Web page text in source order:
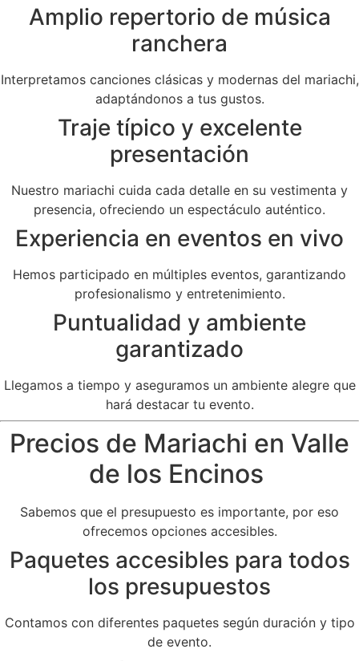
Amplio repertorio de música
ranchera
Interpretamos canciones clásicas y modernas del mariachi,
adaptándonos a tus gustos.
Traje típico y excelente
presentación
Nuestro mariachi cuida cada detalle en su vestimenta y
presencia, ofreciendo un espectáculo auténtico.
Experiencia en eventos en vivo
Hemos participado en múltiples eventos, garantizando
profesionalismo y entretenimiento.
Puntualidad y ambiente
garantizado
Llegamos a tiempo y aseguramos un ambiente alegre que
hará destacar tu evento.
Precios de Mariachi en Valle
de los Encinos
Sabemos que el presupuesto es importante, por eso
ofrecemos opciones accesibles.
Paquetes accesibles para todos
los presupuestos
Contamos con diferentes paquetes según duración y tipo
de evento.